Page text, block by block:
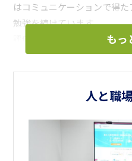
はコミュニケーションで得た
勉強を続けています。
評価内容は公開し、自分の
昇進昇級できるのかわかる
1to1や議論大会を通じて、
私たちの目指す「クラスター
視点で実行していきビジョ
体制が定着しているかと思い
OJT、リーダー研修会など考
もっ
人と職